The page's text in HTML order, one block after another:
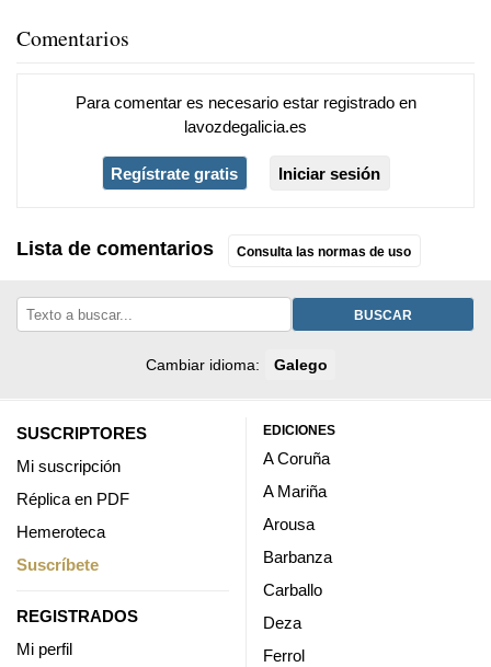
Comentarios
Para comentar es necesario estar registradoen
lavozdegalicia.es
Regístrate gratis Iniciar sesión
Lista de comentarios Consulta las normas de uso
BUSCAR
Cambiar idioma: Galego
SUSCRIPTORES
Mi suscripción
Réplica en PDF
Hemeroteca
Suscríbete
REGISTRADOS
Mi perfil
EDICIONES
A Coruña
A Mariña
Arousa
Barbanza
Carballo
Deza
Ferrol